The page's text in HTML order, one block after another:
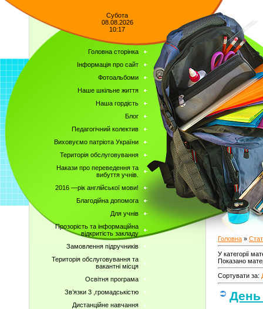
Субота
08.08.2026
10:17
Головна сторінка
Інформація про сайт
Фотоальбоми
Наше шкільне життя
Наша гордість
Блог
Педагогічний колектив
Виховуємо патріота України
Територія обслуговування
Накази про переведення та
вибуття учнів.
2016 —рік англійської мови!
Благодійна допомога
Для учнів
Прозорість та інформаційна
відкритість закладу
Замовлення підручників
Територія обслуговування та
вакантні місця
Освітня програма
Зв’язки 3 ,громадськістю
Дистанційне навчання
Головна »
У категорії
Показано
Сортувати за:
День